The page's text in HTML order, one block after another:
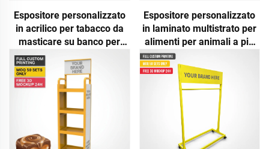
Espositore personalizzato
in acrilico per tabacco da
masticare su banco per
negozio di fumo
Espositore personalizzato
in laminato multistrato per
alimenti per animali a più
livelli per supermercati